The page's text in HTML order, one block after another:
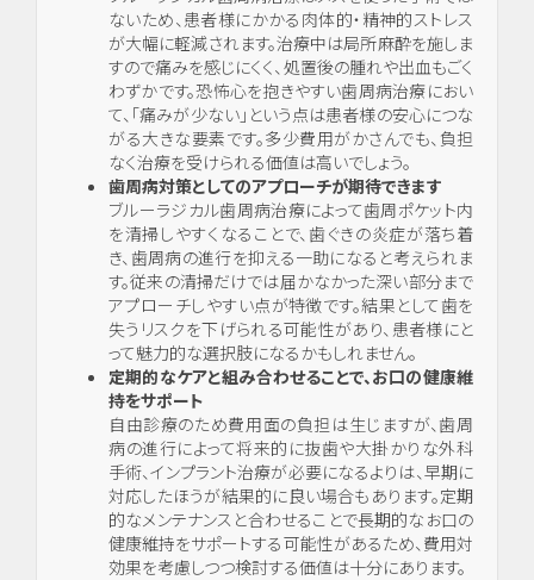
ないため、患者様にかかる肉体的・精神的ストレス
が大幅に軽減されます。治療中は局所麻酔を施しま
すので痛みを感じにくく、処置後の腫れや出血もごく
わずかです。恐怖心を抱きやすい歯周病治療におい
て、「痛みが少ない」という点は患者様の安心につな
がる大きな要素です。多少費用がかさんでも、負担
なく治療を受けられる価値は高いでしょう。
歯周病対策としてのアプローチが期待できます
ブルーラジカル歯周病治療によって歯周ポケット内
を清掃しやすくなることで、歯ぐきの炎症が落ち着
き、歯周病の進行を抑える一助になると考えられま
す。従来の清掃だけでは届かなかった深い部分まで
アプローチしやすい点が特徴です。結果として歯を
失うリスクを下げられる可能性があり、患者様にと
って魅力的な選択肢になるかもしれません。
定期的なケアと組み合わせることで、お口の健康維
持をサポート
自由診療のため費用面の負担は生じますが、歯周
病の進行によって将来的に抜歯や大掛かりな外科
手術、インプラント治療が必要になるよりは、早期に
対応したほうが結果的に良い場合もあります。定期
的なメンテナンスと合わせることで長期的なお口の
健康維持をサポートする可能性があるため、費用対
効果を考慮しつつ検討する価値は十分にあります。